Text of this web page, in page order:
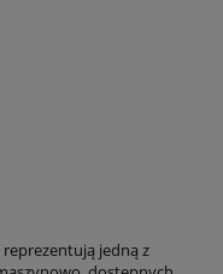
reprezentują jedną z